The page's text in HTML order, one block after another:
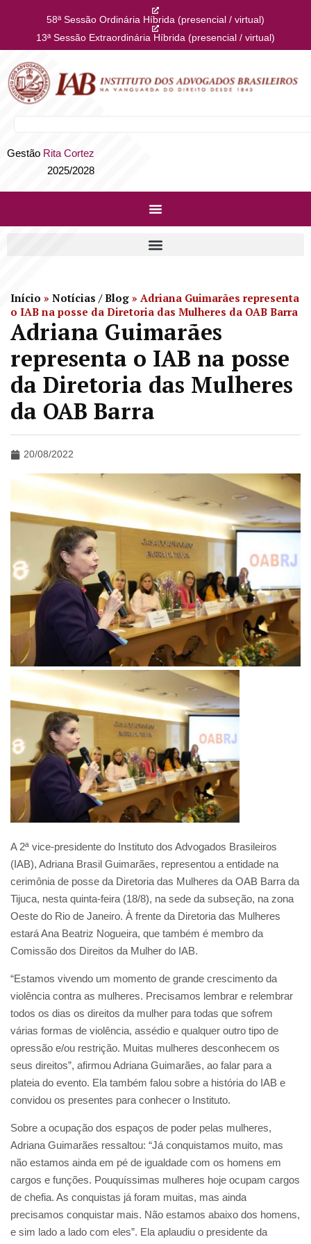
58ª Sessão Ordinária Híbrida (presencial / virtual)
13ª Sessão Extraordinária Híbrida (presencial / virtual)
Gestão Rita Cortez
2025/2028
Início » Notícias / Blog » Adriana Guimarães representa
o IAB na posse da Diretoria das Mulheres da OAB Barra
Adriana Guimarães
representa o IAB na posse
da Diretoria das Mulheres
da OAB Barra
20/08/2022
A 2ª vice-presidente do Instituto dos Advogados Brasileiros
(IAB), Adriana Brasil Guimarães, representou a entidade na
cerimônia de posse da Diretoria das Mulheres da OAB Barra da
Tijuca, nesta quinta-feira (18/8), na sede da subseção, na zona
Oeste do Rio de Janeiro. À frente da Diretoria das Mulheres
estará Ana Beatriz Nogueira, que também é membro da
Comissão dos Direitos da Mulher do IAB.
“Estamos vivendo um momento de grande crescimento da
violência contra as mulheres. Precisamos lembrar e relembrar
todos os dias os direitos da mulher para todas que sofrem
várias formas de violência, assédio e qualquer outro tipo de
opressão e/ou restrição. Muitas mulheres desconhecem os
seus direitos”, afirmou Adriana Guimarães, ao falar para a
plateia do evento. Ela também falou sobre a história do IAB e
convidou os presentes para conhecer o Instituto.
Sobre a ocupação dos espaços de poder pelas mulheres,
Adriana Guimarães ressaltou: “Já conquistamos muito, mas
não estamos ainda em pé de igualdade com os homens em
cargos e funções. Pouquíssimas mulheres hoje ocupam cargos
de chefia. As conquistas já foram muitas, mas ainda
precisamos conquistar mais. Não estamos abaixo dos homens,
e sim lado a lado com eles”. Ela aplaudiu o presidente da